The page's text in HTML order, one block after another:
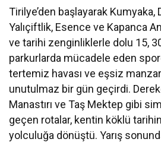
Tirilye’den başlayarak Kumyaka,
Yalıçiftlik, Esence ve Kapanca
ve tarihi zenginliklerle dolu 15,
parkurlarda mücadele eden
tertemiz havası ve eşsiz
unutulmaz bir gün geçirdi.
Manastırı ve Taş Mektep gibi
geçen rotalar, kentin köklü
yolculuğa dönüştü. Yarış